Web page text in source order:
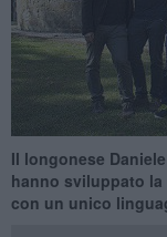
Il longonese
hanno sviluppato
con un unico